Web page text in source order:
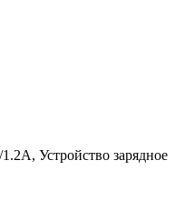
Устройство зарядное